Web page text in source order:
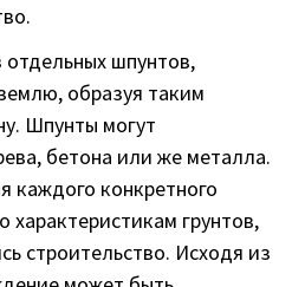
шпунтов,
образуя таким
Шпунты могут
бетона или же металла.
каждого конкретного
характеристикам грунтов,
строительство. Исходя из